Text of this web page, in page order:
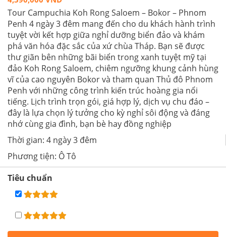
Tour Campuchia Koh Rong Saloem – Bokor – Phnom
Penh 4 ngày 3 đêm mang đến cho du khách hành trình
tuyệt vời kết hợp giữa nghỉ dưỡng biển đảo và khám
phá văn hóa đặc sắc của xứ chùa Tháp. Bạn sẽ được
thư giãn bên những bãi biển trong xanh tuyệt mỹ tại
đảo Koh Rong Saloem, chiêm ngưỡng khung cảnh hùng
vĩ của cao nguyên Bokor và tham quan Thủ đô Phnom
Penh với những công trình kiến trúc hoàng gia nổi
tiếng. Lịch trình trọn gói, giá hợp lý, dịch vụ chu đáo –
đây là lựa chọn lý tưởng cho kỳ nghỉ sôi động và đáng
nhớ cùng gia đình, bạn bè hay đồng nghiệp
Thời gian: 4 ngày 3 đêm
Phương tiện: Ô Tô
Tiêu chuẩn